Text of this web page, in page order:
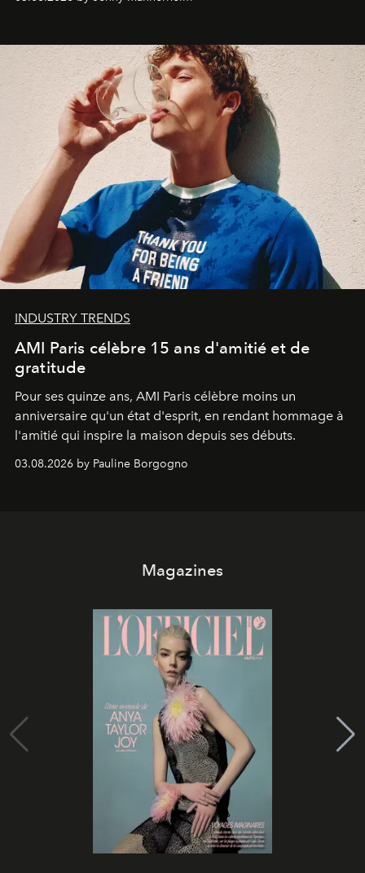
une approche aussi intuitive que personnelle :
INDUSTRY TRENDS
AMI Paris célèbre 15 ans d'amitié et de
gratitude
Pour ses quinze ans, AMI Paris célèbre moins un
anniversaire qu'un état d'esprit, en rendant hommage à
l'amitié qui inspire la maison depuis ses débuts.
03.08.2026 by Pauline Borgogno
Magazines